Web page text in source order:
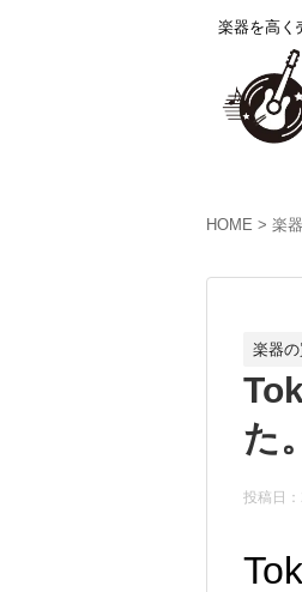
楽器を高く
HOME 楽
楽器
た
投稿日